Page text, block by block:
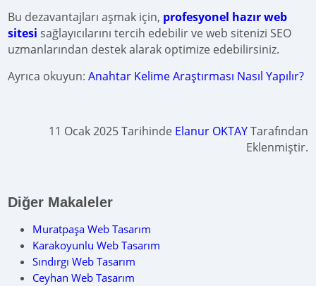
Bu dezavantajları aşmak için, profesyonel hazır web
sitesi sağlayıcılarını tercih edebilir ve web sitenizi SEO
uzmanlarından destek alarak optimize edebilirsiniz.
Ayrıca okuyun:Anahtar Kelime Araştırması Nasıl Yapılır?
11 Ocak 2025 Tarihinde Elanur OKTAYTarafından
Eklenmiştir.
Diğer Makaleler
Muratpaşa Web Tasarım
Karakoyunlu Web Tasarım
Sındırgı Web Tasarım
Ceyhan Web Tasarım